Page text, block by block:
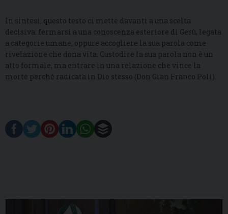
In sintesi, questo testo ci mette davanti a una scelta
decisiva: fermarsi a una conoscenza esteriore di Gesù, legata
a categorie umane, oppure accogliere la sua parola come
rivelazione che dona vita. Custodire la sua parola non è un
atto formale, ma entrare in una relazione che vince la
morte perché radicata in Dio stesso (Don Gian Franco Poli).